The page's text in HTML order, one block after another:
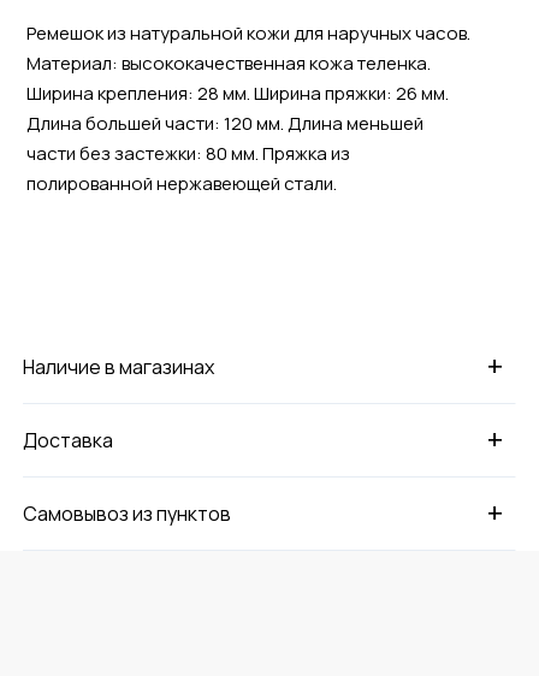
Ремешок из натуральной кожи для наручных часов.
Материал: высококачественная кожа теленка.
Ширина крепления: 28 мм. Ширина пряжки: 26 мм.
Длина большей части: 120 мм. Длина меньшей
части без застежки: 80 мм. Пряжка из
полированной нержавеющей стали.
+
Наличие в магазинах
+
Доставка
+
Самовывоз из пунктов